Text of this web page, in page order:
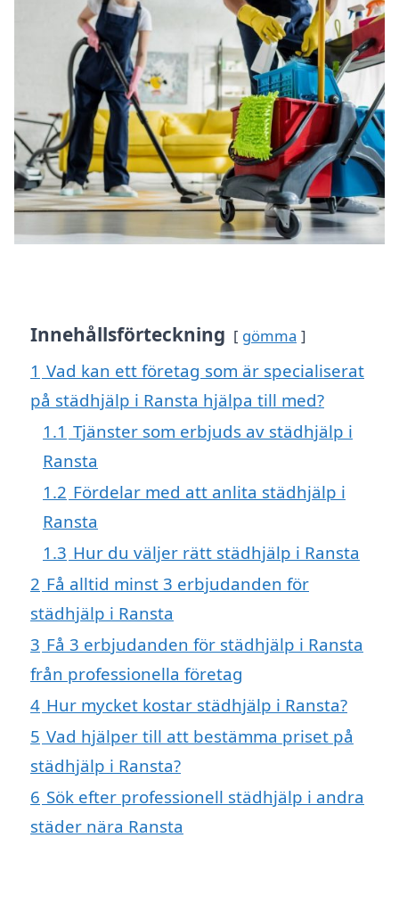
Innehållsförteckning gömma
1 Vad kan ett företag som är specialiserat
på städhjälp i Ransta hjälpa till med?
1.1 Tjänster som erbjuds av städhjälp i
Ransta
1.2 Fördelar med att anlita städhjälp i
Ransta
1.3 Hur du väljer rätt städhjälp i Ransta
2 Få alltid minst 3 erbjudanden för
städhjälp i Ransta
3 Få 3 erbjudanden för städhjälp i Ransta
från professionella företag
4 Hur mycket kostar städhjälp i Ransta?
5 Vad hjälper till att bestämma priset på
städhjälp i Ransta?
6 Sök efter professionell städhjälp i andra
städer nära Ransta